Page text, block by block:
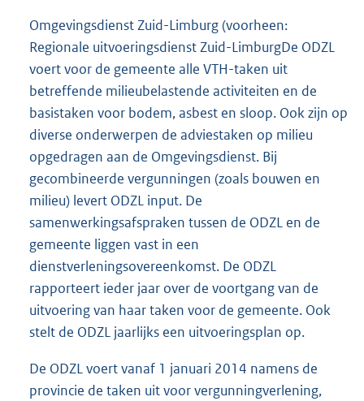
Omgevingsdienst Zuid-Limburg (voorheen:
Regionale uitvoeringsdienst Zuid-LimburgDe ODZL
voert voor de gemeente alle VTH-taken uit
betreffende milieubelastende activiteiten en de
basistaken voor bodem, asbest en sloop. Ook zijn op
diverse onderwerpen de adviestaken op milieu
opgedragen aan de Omgevingsdienst. Bij
gecombineerde vergunningen (zoals bouwen en
milieu) levert ODZL input. De
samenwerkingsafspraken tussen de ODZL en de
gemeente liggen vast in een
dienstverleningsovereenkomst. De ODZL
rapporteert ieder jaar over de voortgang van de
uitvoering van haar taken voor de gemeente. Ook
stelt de ODZL jaarlijks een uitvoeringsplan op.
De ODZL voert vanaf 1 januari 2014 namens de
provincie de taken uit voor vergunningverlening,